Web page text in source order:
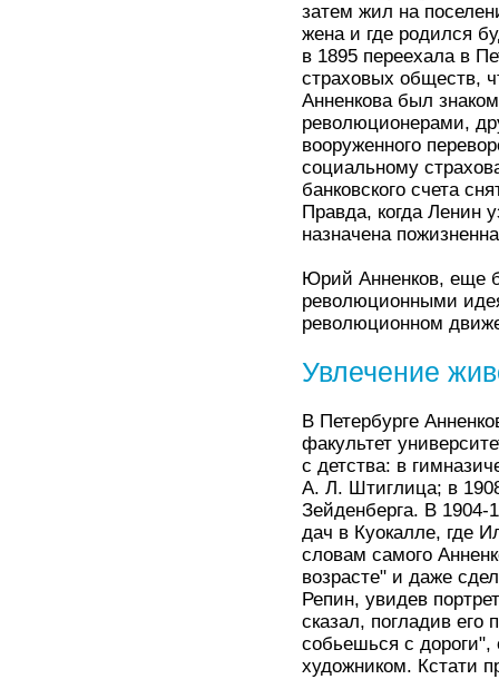
затем жил на
жена и где родился
в 1895 переехала в
страховых обществ,
Анненкова был
революционерами,
вооруженного
социальному
банковского счета
Правда, когда Ленин
назначена
Юрий Анненков, еще
революционными
революционном
Увлечение
В Петербурге
факультет
с детства: в
А. Л. Штиглица; в
Зейденберга. В 1904-
дач в Куокалле, где
словам самого
возрасте" и даже
Репин, увидев
сказал, погладив его
собьешься с дороги",
художником. Кстати